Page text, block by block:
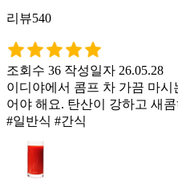
리뷰540
조회수 36 작성일자 26.05.28
이디야에서 콤프 차 가끔 마
어야 해요. 탄산이 강하고 새
#일반식 #간식